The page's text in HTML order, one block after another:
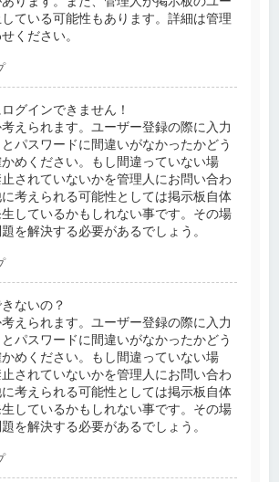
ている可能性もあります。詳細は管理
ください。
グインできません！
えられます。ユーザー登録の際に入力
パスワードに間違いがなかったかどう
めください。もし間違っていない場
されていないかを管理人にお問い合わ
考えられる可能性としては掲示板自体
しているかもしれない事です。その場
を解決する必要があるでしょう。
ないの？
えられます。ユーザー登録の際に入力
パスワードに間違いがなかったかどう
めください。もし間違っていない場
されていないかを管理人にお問い合わ
考えられる可能性としては掲示板自体
しているかもしれない事です。その場
を解決する必要があるでしょう。